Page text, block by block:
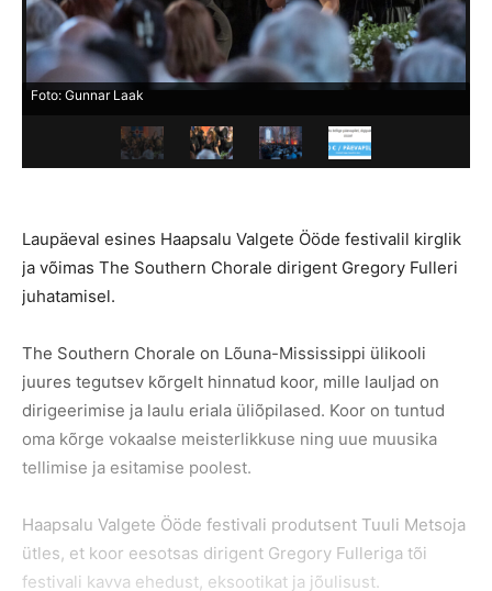
Foto: Gunnar Laak
Laupäeval esines Haapsalu Valgete Ööde festivalil kirglik
ja võimas The Southern Chorale dirigent Gregory Fulleri
juhatamisel.
The Southern Chorale on Lõuna-Mississippi ülikooli
juures tegutsev kõrgelt hinnatud koor, mille lauljad on
dirigeerimise ja laulu eriala üliõpilased. Koor on tuntud
oma kõrge vokaalse meisterlikkuse ning uue muusika
tellimise ja esitamise poolest.
Haapsalu Valgete Ööde festivali produtsent Tuuli Metsoja
ütles, et koor eesotsas dirigent Gregory Fulleriga tõi
festivali kavva ehedust, eksootikat ja jõulisust.